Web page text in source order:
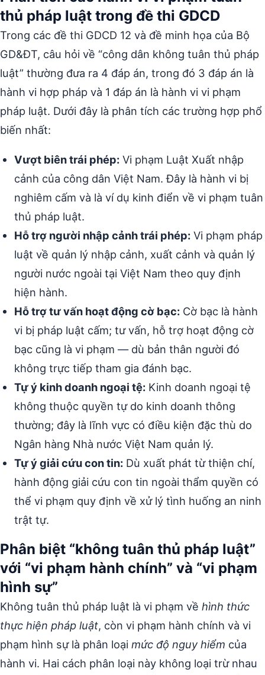
thủ pháp luật trong đề thi GDCD
Trong các đề thi GDCD 12 và đề minh họa của Bộ
GD&ĐT, câu hỏi về “công dân không tuân thủ pháp
luật” thường đưa ra 4 đáp án, trong đó 3 đáp án là
hành vi hợp pháp và 1 đáp án là hành vi vi phạm
pháp luật. Dưới đây là phân tích các trường hợp phổ
biến nhất:
Vượt biên trái phép: Vi phạm Luật Xuất nhập
cảnh của công dân Việt Nam. Đây là hành vi bị
nghiêm cấm và là ví dụ kinh điển về vi phạm tuân
thủ pháp luật.
Hỗ trợ người nhập cảnh trái phép: Vi phạm pháp
luật về quản lý nhập cảnh, xuất cảnh và quản lý
người nước ngoài tại Việt Nam theo quy định
hiện hành.
Hỗ trợ tư vấn hoạt động cờ bạc: Cờ bạc là hành
vi bị pháp luật cấm; tư vấn, hỗ trợ hoạt động cờ
bạc cũng là vi phạm — dù bản thân người đó
không trực tiếp tham gia đánh bạc.
Tự ý kinh doanh ngoại tệ: Kinh doanh ngoại tệ
không thuộc quyền tự do kinh doanh thông
thường; đây là lĩnh vực có điều kiện đặc thù do
Ngân hàng Nhà nước Việt Nam quản lý.
Tự ý giải cứu con tin: Dù xuất phát từ thiện chí,
hành động giải cứu con tin ngoài thẩm quyền có
thể vi phạm quy định về xử lý tình huống an ninh
trật tự.
Phân biệt “không tuân thủ pháp luật”
với “vi phạm hành chính” và “vi phạm
hình sự”
Không tuân thủ pháp luật là vi phạm về hình thức
thực hiện pháp luật, còn vi phạm hành chính và vi
phạm hình sự là phân loại mức độ nguy hiểm của
hành vi. Hai cách phân loại này không loại trừ nhau